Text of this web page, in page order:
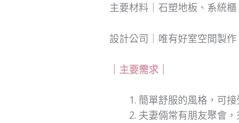
主要材料｜石塑地板、系統
設計公司｜唯有好室空間製作
｜主要需求｜
簡單舒服的風格，可
夫妻倆常有朋友聚會